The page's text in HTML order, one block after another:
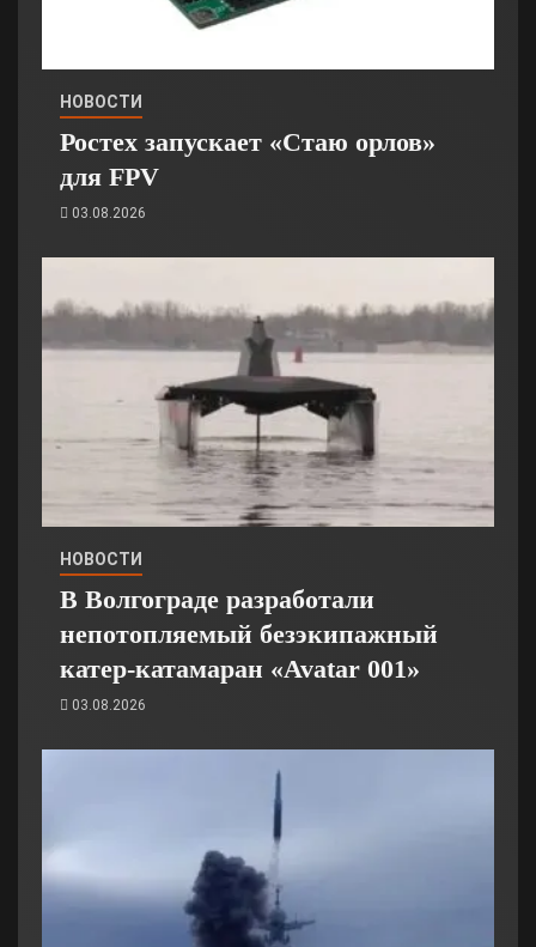
НОВОСТИ
Ростех запускает «Стаю орлов»
для FPV
03.08.2026
НОВОСТИ
В Волгограде разработали
непотопляемый безэкипажный
катер-катамаран «Avatar 001»
03.08.2026